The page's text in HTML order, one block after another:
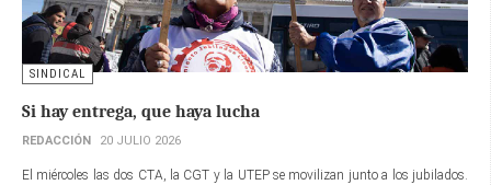
SINDICAL
Si hay entrega, que haya lucha
REDACCIÓN 20 JULIO 2026
El miércoles las dos CTA, la CGT y la UTEP se movilizan junto a los jubilados.